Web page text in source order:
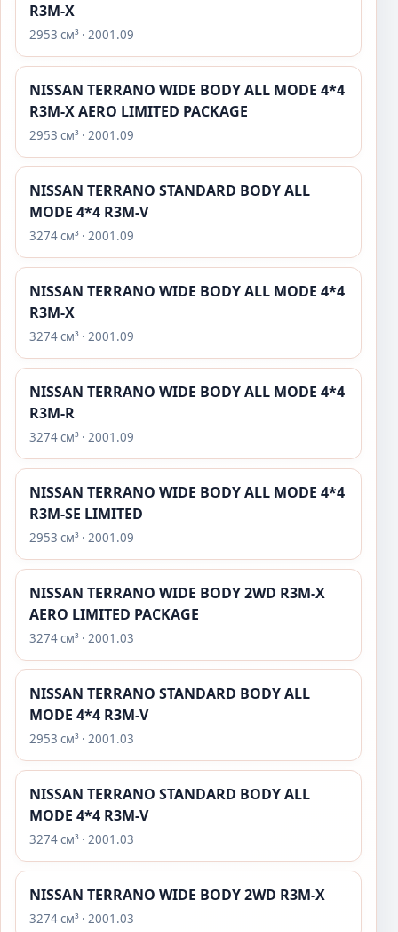
R3M-X
2953 см³ · 2001.09
NISSAN TERRANO WIDE BODY ALL MODE 4*4
R3M-X AERO LIMITED PACKAGE
2953 см³ · 2001.09
NISSAN TERRANO STANDARD BODY ALL
MODE 4*4 R3M-V
3274 см³ · 2001.09
NISSAN TERRANO WIDE BODY ALL MODE 4*4
R3M-X
3274 см³ · 2001.09
NISSAN TERRANO WIDE BODY ALL MODE 4*4
R3M-R
3274 см³ · 2001.09
NISSAN TERRANO WIDE BODY ALL MODE 4*4
R3M-SE LIMITED
2953 см³ · 2001.09
NISSAN TERRANO WIDE BODY 2WD R3M-X
AERO LIMITED PACKAGE
3274 см³ · 2001.03
NISSAN TERRANO STANDARD BODY ALL
MODE 4*4 R3M-V
2953 см³ · 2001.03
NISSAN TERRANO STANDARD BODY ALL
MODE 4*4 R3M-V
3274 см³ · 2001.03
NISSAN TERRANO WIDE BODY 2WD R3M-X
3274 см³ · 2001.03